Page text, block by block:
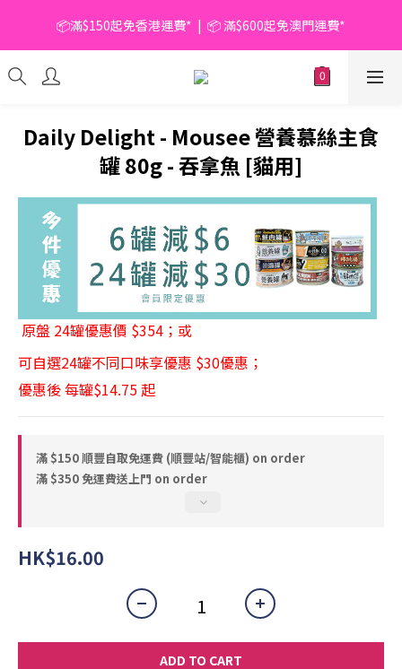
📦滿$150起免香港運費*  |  📦 滿$600起免澳門運費*
📦滿$150起免香港運費*  |  📦 滿$600起免澳門運費*
解更多)
Daily Delight - Mousee 營養慕絲主食
罐 80g - 吞拿魚 [貓用]
原盤 24罐優惠價 $354；或
可自選24罐不同口味享優惠 $30優惠；
優惠後 每罐$14.75 起
滿 $150 順豐自取免運費 (順豐站/智能櫃) on order
滿 $350 免運費送上門 on order
HK$16.00
ADD TO CART